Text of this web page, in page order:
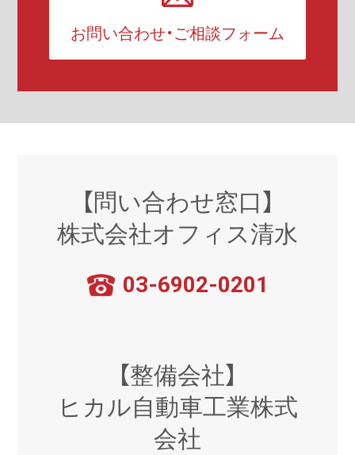
お問い合わせ・ご相談フォーム
【問い合わせ窓口】
株式会社オフィス清水
03-6902-0201
【整備会社】
ヒカル自動車工業株式
会社